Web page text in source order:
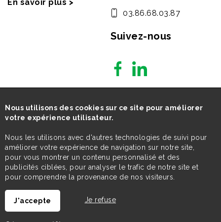
En savoir plus >
03.86.68.03.87
Suivez-nous
Nous utilisons des cookies sur ce site pour améliorer
votre expérience utilisateur.
Nous les utilisons avec d'autres technologies de suivi pour
améliorer votre expérience de navigation sur notre site,
pour vous montrer un contenu personnalisé et des
publicités ciblées, pour analyser le trafic de notre site et
pour comprendre la provenance de nos visiteurs.
J'accepte Je refuse